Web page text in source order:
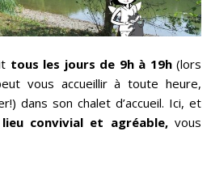
tous les jours de 9h à 19h(lors
vous accueillir à toute heure,
dans son chalet d’accueil. Ici, et
lieu convivial et agréable, vous